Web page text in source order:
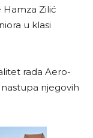
Hamza Zilić
u klasi
rada Aero-
njegovih